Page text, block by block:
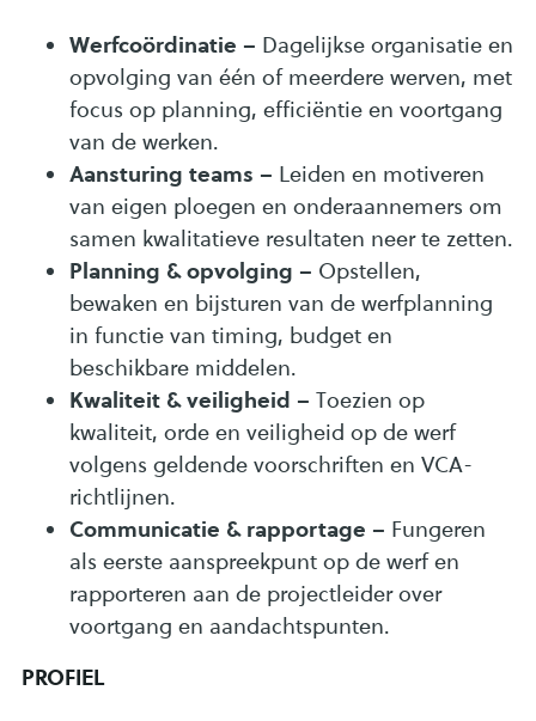
Werfcoördinatie – Dagelijkse organisatie en
opvolging van één of meerdere werven, met
focus op planning, efficiëntie en voortgang
van de werken.
Aansturing teams – Leiden en motiveren
van eigen ploegen en onderaannemers om
samen kwalitatieve resultaten neer te zetten.
Planning & opvolging – Opstellen,
bewaken en bijsturen van de werfplanning
in functie van timing, budget en
beschikbare middelen.
Kwaliteit & veiligheid – Toezien op
kwaliteit, orde en veiligheid op de werf
volgens geldende voorschriften en VCA-
richtlijnen.
Communicatie & rapportage – Fungeren
als eerste aanspreekpunt op de werf en
rapporteren aan de projectleider over
voortgang en aandachtspunten.
PROFIEL